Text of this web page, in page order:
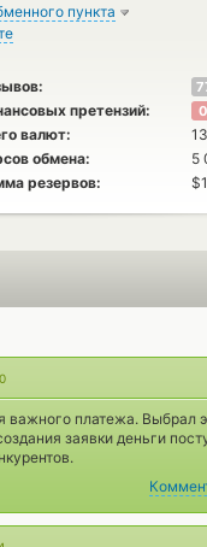
пункта
претензий: 0
валют:
обмена:
5
резервов:
важного платежа. Выбрал
заявки деньги